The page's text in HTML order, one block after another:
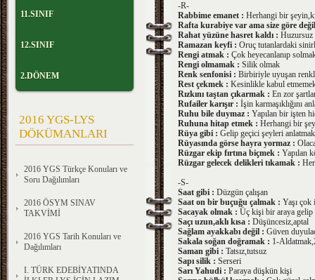
11.SINIF
12.SINIF
2.DÖNEM
2016 YGS-LYS
DÖKÜMANLARI
2016 YGS Türkçe Konuları ve
Soru Dağılımları
2016 ÖSYM SINAV
TAKVİMİ
2016 YGS Tarih Konuları ve
Dağılımları
I. TÜRK EDEBİYATINDA
-R-
Rabbime emanet : Herhangi bir
Rafta kurabiye var ama size göre
Rahat yüzüne hasret kaldı : Huzursuz
Ramazan keyfi : Oruç tutanlardaki
Rengi atmak : Çok heyecanlanıp
Rengi olmamak : Silik olmak
Renk senfonisi : Birbiriyle uyuşan
Rest çekmek : Kesinlikle kabul
Rızkını taştan çıkarmak : En zor
Rufailer karışır : İşin karmaşıklığını
Ruhu bile duymaz : Yapılan bir işten
Ruhuna hitap etmek : Herhangi bir
Rüya gibi : Gelip geçici şeyleri
Rüyasında görse hayra yormaz :
Rüzgar ekip fırtına biçmek : Yapılan
Rüzgar gelecek delikleri tıkamak :
-S-
Saat gibi : Düzgün çalışan
Saat on bir buçuğu çalmak : Yaşı çok
Sacayak olmak : Üç kişi bir araya
Saçı uzun,aklı kısa : Düşüncesiz,aptal
Sağlam ayakkabı değil : Güven
Sakala soğan doğramak : 1-
Saman gibi : Tatsız,tutsuz
Sapı silik : Serseri
Sarı Yahudi : Paraya düşkün kişi